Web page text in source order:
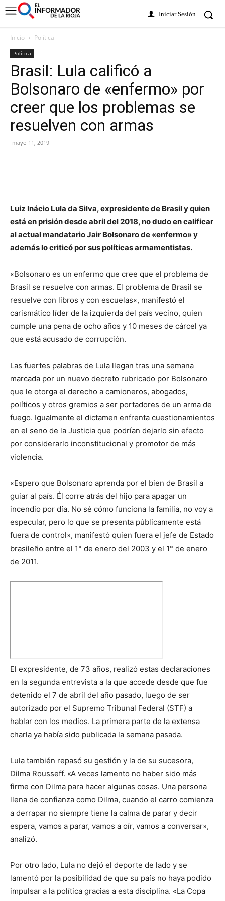
Iniciar Sesión
Inicio Política
Política
Brasil: Lula calificó a
Bolsonaro de «enfermo» por
creer que los problemas se
resuelven con armas
mayo 11, 2019
Luiz Inácio Lula da Silva, expresidente de Brasil y quien
está en prisión desde abril del 2018, no dudo en calificar
al actual mandatario Jair Bolsonaro de «enfermo» y
además lo criticó por sus políticas armamentistas.
«Bolsonaro es un enfermo que cree que el problema de
Brasil se resuelve con armas. El problema de Brasil se
resuelve con libros y con escuelas«, manifestó el
carismático líder de la izquierda del país vecino, quien
cumple una pena de ocho años y 10 meses de cárcel ya
que está acusado de corrupción.
Las fuertes palabras de Lula llegan tras una semana
marcada por un nuevo decreto rubricado por Bolsonaro
que le otorga el derecho a camioneros, abogados,
políticos y otros gremios a ser portadores de un arma de
fuego. Igualmente el dictamen enfrenta cuestionamientos
en el seno de la Justicia que podrían dejarlo sin efecto
por considerarlo inconstitucional y promotor de más
violencia.
«Espero que Bolsonaro aprenda por el bien de Brasil a
guiar al país. Él corre atrás del hijo para apagar un
incendio por día. No sé cómo funciona la familia, no voy a
especular, pero lo que se presenta públicamente está
fuera de control», manifestó quien fuera el jefe de Estado
brasileño entre el 1° de enero del 2003 y el 1° de enero
de 2011.
El expresidente, de 73 años, realizó estas declaraciones
en la segunda entrevista a la que accede desde que fue
detenido el 7 de abril del año pasado, luego de ser
autorizado por el Supremo Tribunal Federal (STF) a
hablar con los medios. La primera parte de la extensa
charla ya había sido publicada la semana pasada.
Lula también repasó su gestión y la de su sucesora,
Dilma Rousseff. «A veces lamento no haber sido más
firme con Dilma para hacer algunas cosas. Una persona
llena de confianza como Dilma, cuando el carro comienza
a derrapar no siempre tiene la calma de parar y decir
espera, vamos a parar, vamos a oír, vamos a conversar»,
analizó.
Por otro lado, Lula no dejó el deporte de lado y se
lamentó por la posibilidad de que su país no haya podido
impulsar a la política gracias a esta disciplina. «La Copa